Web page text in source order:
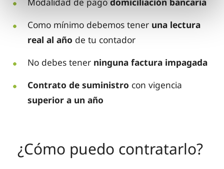
Como mínimo debemos tener una lectura
real al año de tu contador
No debes tener ninguna factura impagada
Contrato de suministro con vigencia
superior a un año
¿Cómo puedo contratarlo?